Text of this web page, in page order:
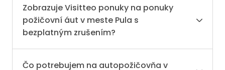
Zobrazuje Visitteo ponuky na ponuky
požičovní áut v meste Pula s
bezplatným zrušením?
Čo potrebujem na autopožičovňa v